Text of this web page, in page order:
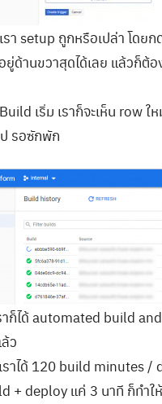
า setup ถูกหรือเปล่า โดย
ยู่ด้านขวาสุดได้เลย แล้วก็ต้
เริ่ม เราก็จะเห็น row ใ
รอซักพัก
าก็ได้ automated build
ว
ราได้ 120 build minutes /
+ deploy แค่ 3 นาที ก็ทำ